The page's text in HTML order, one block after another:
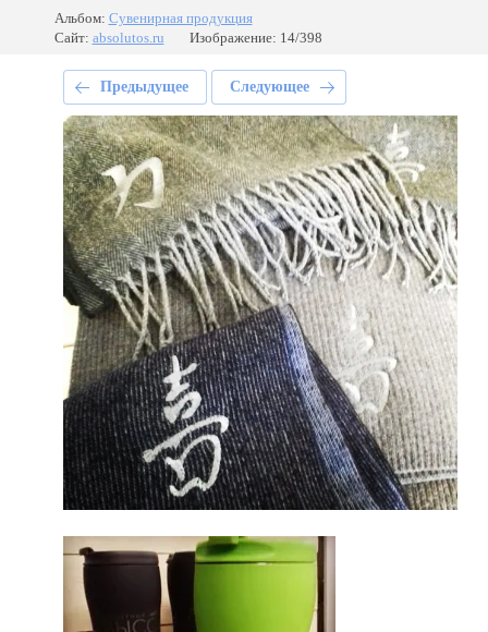
Альбом: Сувенирная продукция
Сайт: absolutos.ru Изображение: 14/398
Предыдущее Следующее